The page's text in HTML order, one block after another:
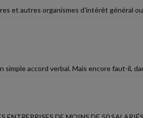
et autres organismes d'intérêt général
accord verbal. Mais encore faut-il,